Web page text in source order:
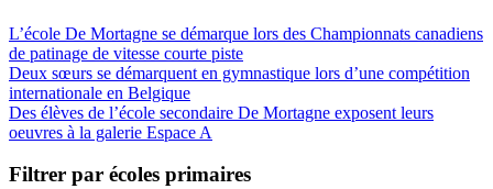
L’école De Mortagne se démarque lors des Championnats canadiens
de patinage de vitesse courte piste
Deux sœurs se démarquent en gymnastique lors d’une compétition
internationale en Belgique
Des élèves de l’école secondaire De Mortagne exposent leurs
oeuvres à la galerie Espace A
Filtrer par écoles primaires